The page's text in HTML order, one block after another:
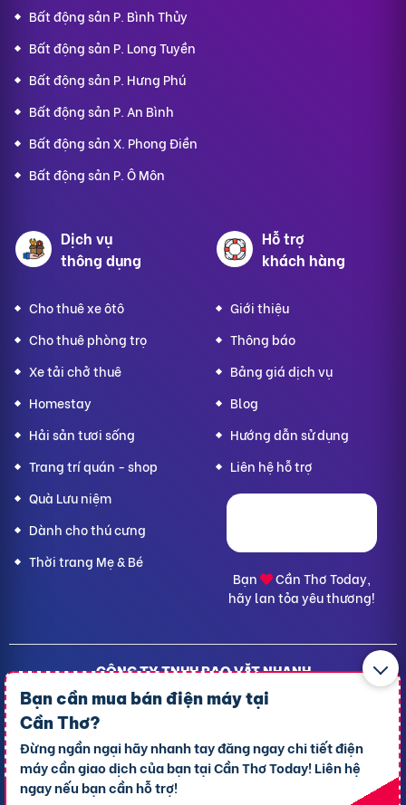
Bạn cần mua bán điện máy tại
Cần Thơ?
Đừng ngần ngại hãy nhanh tay đăng ngay chi tiết điện
máy cần giao dịch của bạn tại Cần Thơ Today! Liên hệ
ngay nếu bạn cần hỗ trợ!
Bất động sản P. Bình Thủy
Bất động sản P. Long Tuyền
Bất động sản P. Hưng Phú
Bất động sản P. An Bình
Bất động sản X. Phong Điền
Bất động sản P. Ô Môn
Dịch vụ
thông dụng
Cho thuê xe ôtô
Cho thuê phòng trọ
Xe tải chở thuê
Homestay
Hải sản tươi sống
Trang trí quán - shop
Quà Lưu niệm
Dành cho thú cưng
Thời trang Mẹ & Bé
Hỗ trợ
khách hàng
Giới thiệu
Thông báo
Bảng giá dịch vụ
Blog
Hướng dẫn sử dụng
Liên hệ hỗ trợ
Bạn
Cần Thơ Today,
hãy lan tỏa yêu thương!
CÔNG TY TNHH RAO VẶT NHANH
Địa chỉ trụ sở chính: 7 Trần Minh Sơn, phường Tân An, TP.
Cần Thơ
Giấy CNĐKDN: 1801717351 – Ngày cấp: 24/01/2022 - Cơ
quan cấp: Phòng Đăng ký kinh doanh – Sở kế hoạch và
Đầu tư TP. Cần Thơ
Liên hệ hỗ trợ- Hotline: